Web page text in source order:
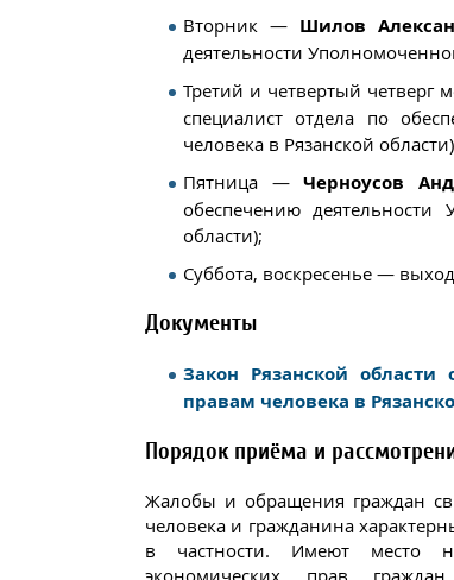
Вторник — Шилов
деятельности
Третий и четвертый четверг
специалист отдела по
человека в Рязанской
Пятница —Черноусов
обеспечению
области);
Суббота, воскресенье —
Документы
Закон Рязанской
правам человека в
Порядок приёма и
Жалобы и обращения граждан
человека и гражданина
в частности. Имеют место
экономических прав